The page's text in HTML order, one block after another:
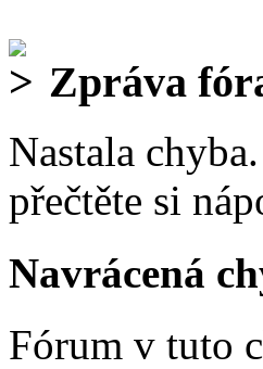
Zpráva
Nastala
přečtěte si
Navrácená
Fórum v tuto